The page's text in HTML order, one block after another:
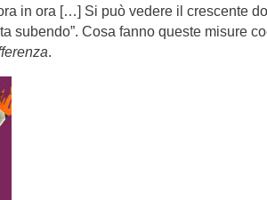
in ora […] Si può vedere il crescente
subendo”. Cosa fanno queste misure
.